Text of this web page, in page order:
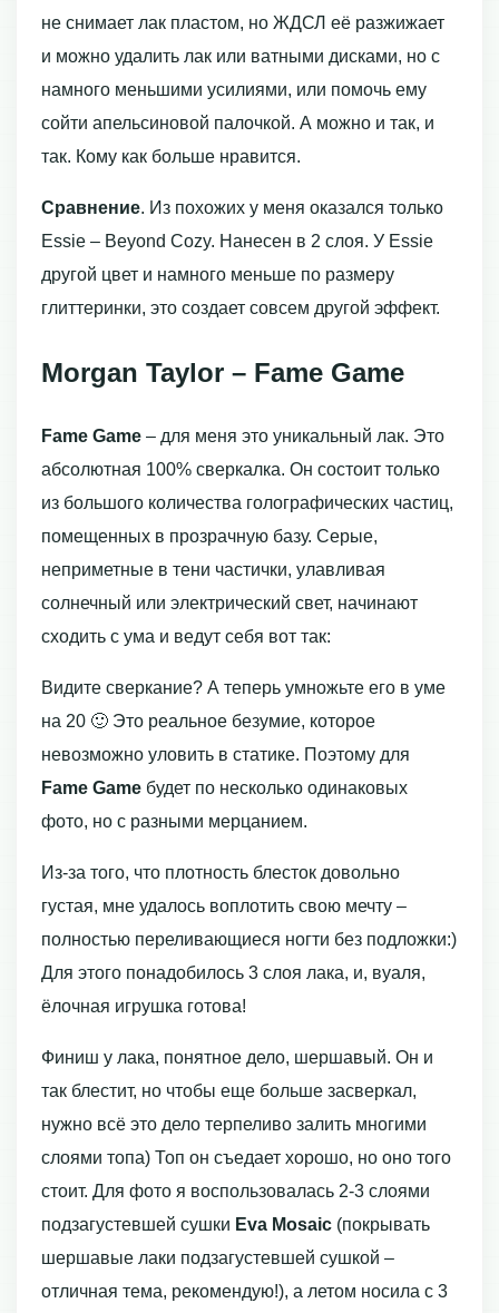
не снимает лак пластом, но ЖДСЛ её разжижает
и можно удалить лак или ватными дисками, но с
намного меньшими усилиями, или помочь ему
сойти апельсиновой палочкой. А можно и так, и
так. Кому как больше нравится.
Сравнение. Из похожих у меня оказался только
Essie – Beyond Cozy. Нанесен в 2 слоя. У Essie
другой цвет и намного меньше по размеру
глиттеринки, это создает совсем другой эффект.
Morgan Taylor – Fame Game
Fame Game – для меня это уникальный лак. Это
абсолютная 100% сверкалка. Он состоит только
из большого количества голографических частиц,
помещенных в прозрачную базу. Серые,
неприметные в тени частички, улавливая
солнечный или электрический свет, начинают
сходить с ума и ведут себя вот так:
Видите сверкание? А теперь умножьте его в уме
на 20 🙂 Это реальное безумие, которое
невозможно уловить в статике. Поэтому для
Fame Game будет по несколько одинаковых
фото, но с разными мерцанием.
Из-за того, что плотность блесток довольно
густая, мне удалось воплотить свою мечту –
полностью переливающиеся ногти без подложки:)
Для этого понадобилось 3 слоя лака, и, вуаля,
ёлочная игрушка готова!
Финиш у лака, понятное дело, шершавый. Он и
так блестит, но чтобы еще больше засверкал,
нужно всё это дело терпеливо залить многими
слоями топа) Топ он съедает хорошо, но оно того
стоит. Для фото я воспользовалась 2-3 слоями
подзагустевшей сушки Eva Mosaic (покрывать
шершавые лаки подзагустевшей сушкой –
отличная тема, рекомендую!), а летом носила с 3